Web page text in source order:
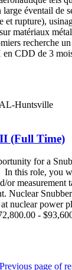
éventail de
et rupture),
matériaux
recherche
en CDD de 3
Huntsville
(Full Time)
for a
this role, you
or measurement
Nuclear
nuclear power
-
Previous page of